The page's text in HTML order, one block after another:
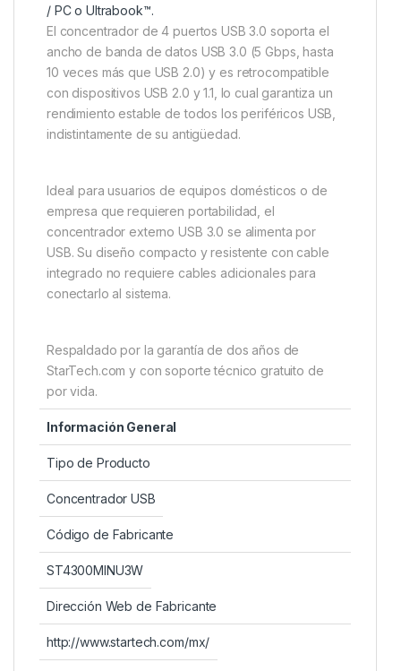
/ PC o Ultrabook™.
El concentrador de 4 puertos USB 3.0 soporta el
ancho de banda de datos USB 3.0 (5 Gbps, hasta
10 veces más que USB 2.0) y es retrocompatible
con dispositivos USB 2.0 y 1.1, lo cual garantiza un
rendimiento estable de todos los periféricos USB,
indistintamente de su antigüedad.
Ideal para usuarios de equipos domésticos o de
empresa que requieren portabilidad, el
concentrador externo USB 3.0 se alimenta por
USB. Su diseño compacto y resistente con cable
integrado no requiere cables adicionales para
conectarlo al sistema.
Respaldado por la garantía de dos años de
StarTech.com y con soporte técnico gratuito de
por vida.
Información General
Tipo de Producto
Concentrador USB
Código de Fabricante
ST4300MINU3W
Dirección Web de Fabricante
http://www.startech.com/mx/